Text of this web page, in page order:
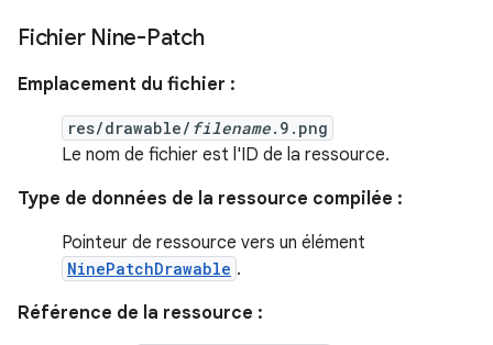
Fichier Nine-Patch
Emplacement du fichier :
res/drawable/ filename.9.png
Le nom de fichier est l'ID de la ressource.
Type de données de la ressource compilée :
Pointeur de ressource vers un élément
NinePatchDrawable .
Référence de la ressource :